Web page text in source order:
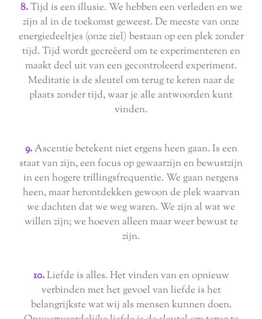
8.Tijd is een illusie. We hebben een verleden en we
zijn al in de toekomst geweest. De meeste van onze
energiedeeltjes (onze ziel) bestaan op een plek zonder
tijd. Tijd wordt gecreëerd om te experimenteren en
maakt deel uit van een gecontroleerd experiment.
Meditatie is de sleutel om terug te keren naar de
plaats zonder tijd, waar je alle antwoorden kunt
vinden.
9.Ascentie betekent niet ergens heen gaan. Is een
staat van zijn, een focus op gewaarzijn en bewustzijn
in een hogere trillingsfrequentie. We gaan nergens
heen, maar herontdekken gewoon de plek waarvan
we dachten dat we weg waren. We zijn al wat we
willen zijn; we hoeven alleen maar weer bewust te
zijn.
10.Liefde is alles. Het vinden van en opnieuw
verbinden met het gevoel van liefde is het
belangrijkste wat wij als mensen kunnen doen.